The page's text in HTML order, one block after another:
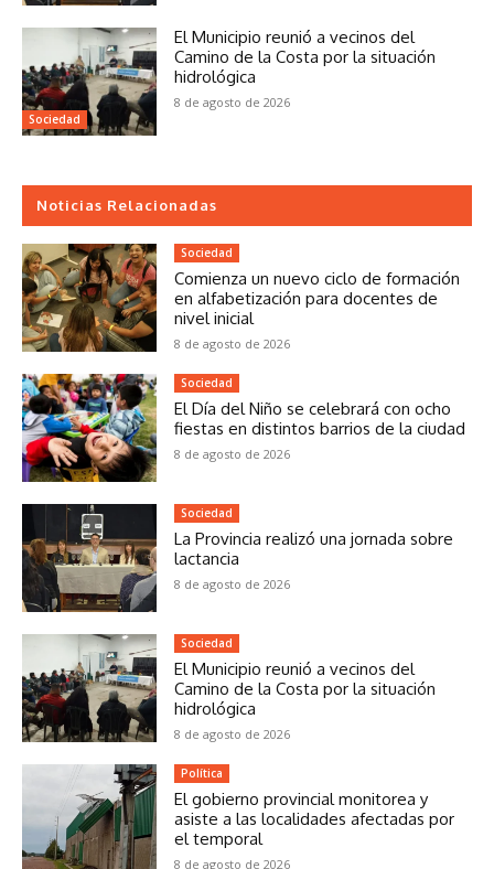
Sociedad
El Municipio reunió a vecinos del
Camino de la Costa por la situación
hidrológica
8 de agosto de 2026
Noticias Relacionadas
Sociedad
Comienza un nuevo ciclo de formación
en alfabetización para docentes de
nivel inicial
8 de agosto de 2026
Sociedad
El Día del Niño se celebrará con ocho
fiestas en distintos barrios de la ciudad
8 de agosto de 2026
Sociedad
La Provincia realizó una jornada sobre
lactancia
8 de agosto de 2026
Sociedad
El Municipio reunió a vecinos del
Camino de la Costa por la situación
hidrológica
8 de agosto de 2026
Política
El gobierno provincial monitorea y
asiste a las localidades afectadas por
el temporal
8 de agosto de 2026